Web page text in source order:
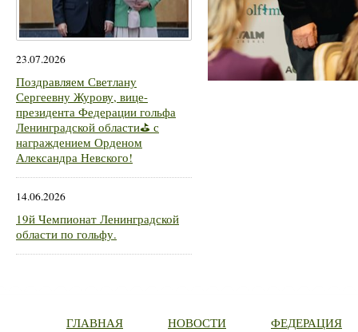
23.07.2026
Поздравляем Светлану
Сергеевну Журову, вице-
президента Федерации гольфа
Ленинградской области⛳ с
награждением Орденом
Александра Невского!
14.06.2026
19й Чемпионат Ленинградской
области по гольфу.
ГЛАВНАЯ НОВОСТИ ФЕДЕРАЦИЯ